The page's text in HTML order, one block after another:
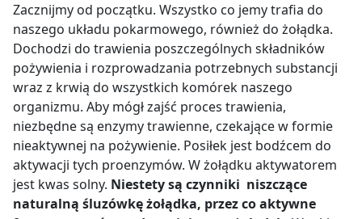
Zacznijmy od początku. Wszystko co jemy trafia do
naszego układu pokarmowego, również do żołądka.
Dochodzi do trawienia poszczególnych składników
pożywienia i rozprowadzania potrzebnych substancji
wraz z krwią do wszystkich komórek naszego
organizmu. Aby mógł zajść proces trawienia,
niezbędne są enzymy trawienne, czekające w formie
nieaktywnej na pożywienie. Posiłek jest bodźcem do
aktywacji tych proenzymów. W żołądku aktywatorem
jest kwas solny. Niestety są czynniki niszczące
naturalną śluzówkę żołądka, przez co aktywne